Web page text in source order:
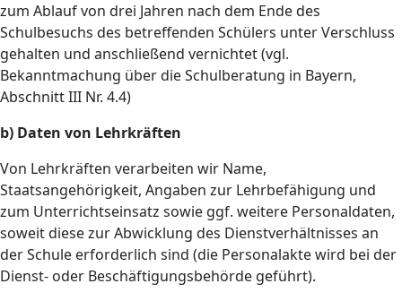
zum Ablauf von drei Jahren nach dem Ende des
Schulbesuchs des betreffenden Schülers unter Verschluss
gehalten und anschließend vernichtet (vgl.
Bekanntmachung über die Schulberatung in Bayern,
Abschnitt III Nr. 4.4)
b) Daten von Lehrkräften
Von Lehrkräften verarbeiten wir Name,
Staatsangehörigkeit, Angaben zur Lehrbefähigung und
zum Unterrichtseinsatz sowie ggf. weitere Personaldaten,
soweit diese zur Abwicklung des Dienstverhältnisses an
der Schule erforderlich sind (die Personalakte wird bei der
Dienst- oder Beschäftigungsbehörde geführt).